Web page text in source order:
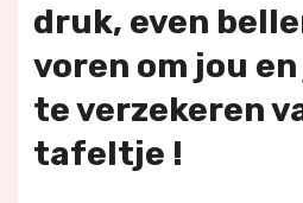
druk, even
voren om jou
te verzekeren
tafeltje !